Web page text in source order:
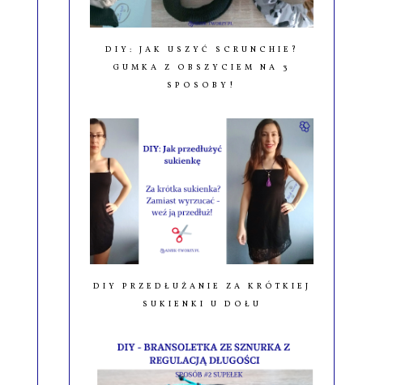
DIY: JAK USZYĆ SCRUNCHIE?
GUMKA Z OBSZYCIEM NA 3
SPOSOBY!
DIY PRZEDŁUŻANIE ZA KRÓTKIEJ
SUKIENKI U DOŁU